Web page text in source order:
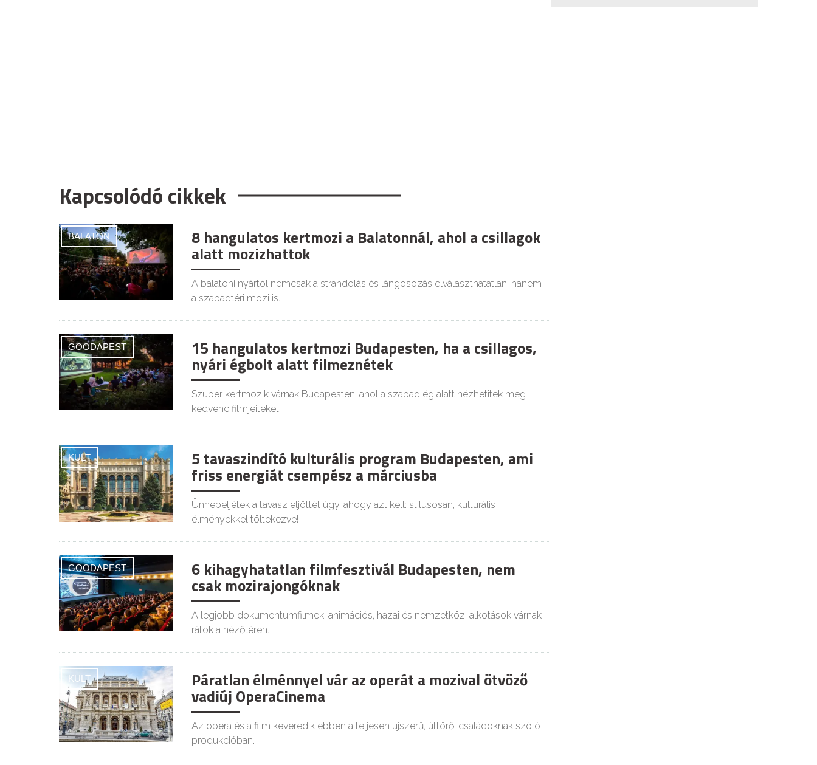
Kapcsolódó cikkek
BALATON 8 hangulatos kertmozi a Balatonnál, ahol a csillagok
alatt mozizhattok
A balatoni nyártól nemcsak a strandolás és lángosozás elválaszthatatlan, hanem
a szabadtéri mozi is.
GOODAPEST 15 hangulatos kertmozi Budapesten, ha a csillagos,
nyári égbolt alatt filmeznétek
Szuper kertmozik várnak Budapesten, ahol a szabad ég alatt nézhetitek meg
kedvenc filmjeiteket.
KULT 5 tavaszindító kulturális program Budapesten, ami
friss energiát csempész a márciusba
Ünnepeljétek a tavasz eljöttét úgy, ahogy azt kell: stílusosan, kulturális
élményekkel töltekezve!
GOODAPEST 6 kihagyhatatlan filmfesztivál Budapesten, nem
csak mozirajongóknak
A legjobb dokumentumfilmek, animációs, hazai és nemzetközi alkotások várnak
rátok a nézőtéren.
KULT Páratlan élménnyel vár az operát a mozival ötvöző
vadiúj OperaCinema
Az opera és a film keveredik ebben a teljesen újszerű, úttörő, családoknak szóló
produkcióban.